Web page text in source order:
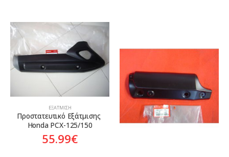
ΕΞΆΤΜΙΣΗ
Προστατευτικό Εξάτμισης
Honda PCX-125/150
55.99€